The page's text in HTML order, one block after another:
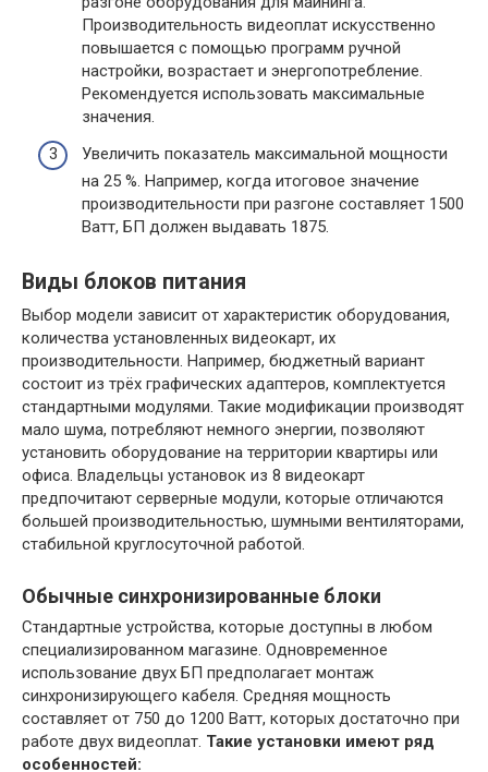
Производительность видеоплат искусственно
повышается с помощью программ ручной
настройки, возрастает и энергопотребление.
Рекомендуется использовать максимальные
значения.
Увеличить показатель максимальной мощности
на 25 %. Например, когда итоговое значение
производительности при разгоне составляет 1500
Ватт, БП должен выдавать 1875.
Виды блоков питания
Выбор модели зависит от характеристик оборудования,
количества установленных видеокарт, их
производительности. Например, бюджетный вариант
состоит из трёх графических адаптеров, комплектуется
стандартными модулями. Такие модификации производят
мало шума, потребляют немного энергии, позволяют
установить оборудование на территории квартиры или
офиса. Владельцы установок из 8 видеокарт
предпочитают серверные модули, которые отличаются
большей производительностью, шумными вентиляторами,
стабильной круглосуточной работой.
Обычные синхронизированные блоки
Стандартные устройства, которые доступны в любом
специализированном магазине. Одновременное
использование двух БП предполагает монтаж
синхронизирующего кабеля. Средняя мощность
составляет от 750 до 1200 Ватт, которых достаточно при
работе двух видеоплат. Такие установки имеют ряд
особенностей: